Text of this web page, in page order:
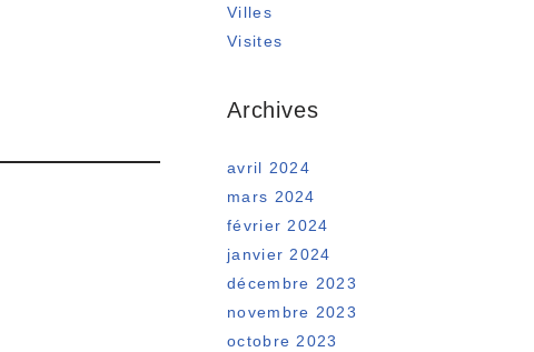
Villes
Visites
Archives
avril 2024
mars 2024
février 2024
janvier 2024
décembre 2023
novembre 2023
octobre 2023